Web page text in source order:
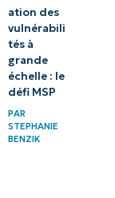
ation des
vulnérabili
tés à
grande
échelle : le
défi MSP
PAR
STEPHANIE
BENZIK